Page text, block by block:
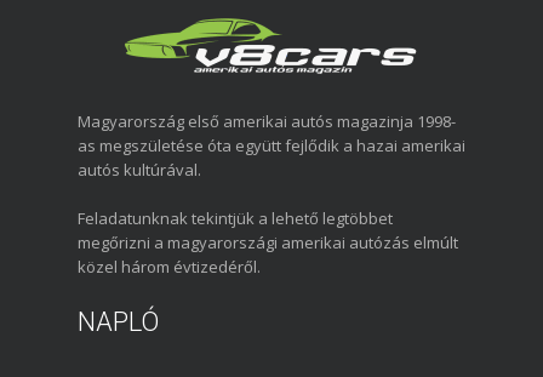
Magyarország első amerikai autós magazinja 1998-
as megszületése óta együtt fejlődik a hazai amerikai
autós kultúrával.
Feladatunknak tekintjük a lehető legtöbbet
megőrizni a magyarországi amerikai autózás elmúlt
közel három évtizedéről.
NAPLÓ